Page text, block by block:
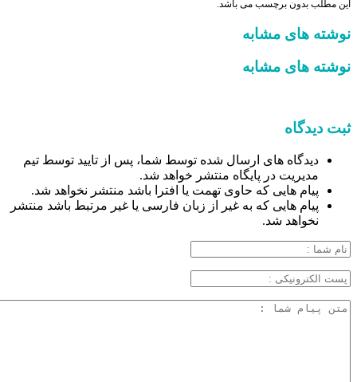
این مطلب بدون برچسب می باشد.
نوشته های مشابه
نوشته های مشابه
ثبت دیدگاه
دیدگاه های ارسال شده توسط شما، پس از تایید توسط تیم
مدیریت در پایگاه منتشر خواهد شد.
پیام هایی که حاوی تهمت یا افترا باشد منتشر نخواهد شد.
پیام هایی که به غیر از زبان فارسی یا غیر مرتبط باشد منتشر
نخواهد شد.